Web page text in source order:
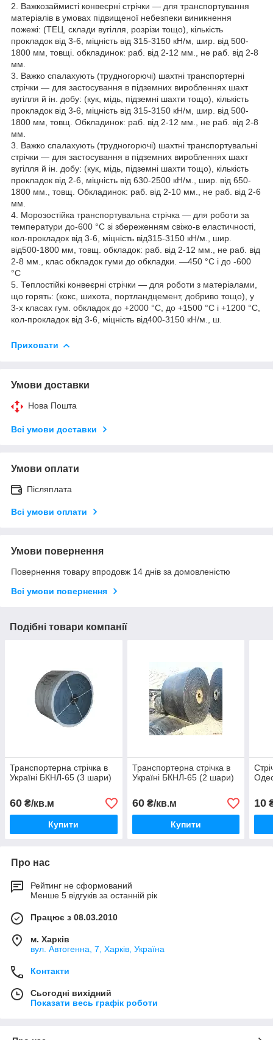
2. Важкозаймисті конвеєрні стрічки — для транспортування
матеріалів в умовах підвищеної небезпеки виникнення
пожежі: (ТЕЦ, склади вугілля, розрізи тощо), кількість
прокладок від 3-6, міцність від 315-3150 кН/м, шир. від 500-
1800 мм, товщі. обкладинок: раб. від 2-12 мм., не раб. від 2-8
мм.
3. Важко спалахують (трудногорючі) шахтні транспортерні
стрічки — для застосування в підземних виробленнях шахт
вугілля й ін. добу: (кук, мідь, підземні шахти тощо), кількість
прокладок від 3-6, міцність від 315-3150 кН/м, шир. від 500-
1800 мм, товщ. Обкладинок: раб. від 2-12 мм., не раб. від 2-8
мм.
3. Важко спалахують (трудногорючі) шахтні транспортувальні
стрічки — для застосування в підземних виробленнях шахт
вугілля й ін. добу: (кук, мідь, підземні шахти тощо), кількість
прокладок від 2-6, міцність від 630-2500 кН/м., шир. від 650-
1800 мм., товщ. Обкладинок: раб. від 2-10 мм., не раб. від 2-6
мм.
4. Морозостійка транспортувальна стрічка — для роботи за
температури до-600 °C зі збереженням свіжо-в еластичності,
кол-прокладок від 3-6, міцність від315-3150 кН/м., шир.
від500-1800 мм, товщ. обкладок: раб. від 2-12 мм., не раб. від
2-8 мм., клас обкладок гуми до обкладки. —450 °C і до -600
°C
5. Теплостійкі конвеєрні стрічки — для роботи з матеріалами,
що горять: (кокс, шихота, портландцемент, добриво тощо), у
3-х класах гум. обкладок до +2000 °C, до +1500 °C і +1200 °C,
кол-прокладок від 3-6, міцність від400-3150 кН/м., ш.
Приховати
Умови доставки
Нова Пошта
Всі умови доставки
Умови оплати
Післяплата
Всі умови оплати
Умови повернення
Повернення товару впродовж 14 днів за домовленістю
Всі умови повернення
Подібні товари компанії
Транспортерна стрічка в
Україні БКНЛ-65 (3 шари)
60 ₴/кв.м
Купити
Транспортерна стрічка в
Україні БКНЛ-65 (2 шари)
60₴/кв.м
Купити
10
Про нас
Рейтинг не сформований
Менше 5 відгуків за останній рік
Працює з 08.03.2010
м. Харків
вул. Автогенна, 7, Харків, Україна
Контакти
Сьогодні вихідний
Показати весь графік роботи